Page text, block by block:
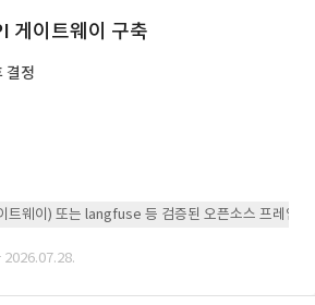
게이트웨이 구축
결정
웨이) 또는 langfuse 등 검증된 오픈소스 프레임워
2026.07.28.